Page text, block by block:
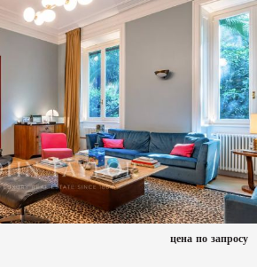
цена по запросу